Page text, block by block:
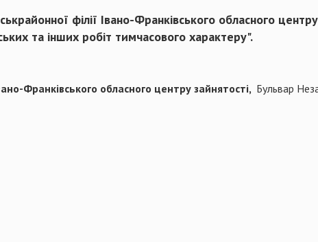
філії Івано-Франківського обласного
та інших робіт тимчасового характеру".
Франківського обласного центру зайнятості, Бульвар